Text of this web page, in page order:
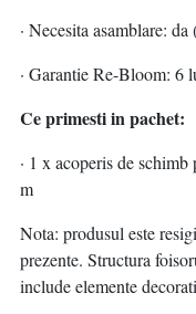
· Necesita asamblare:
· Garantie Re-Bloom: 6
Ce primesti in pachet:
· 1 x acoperis de
m
Nota: produsul este
prezente. Structura
include elemente